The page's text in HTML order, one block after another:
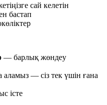
сай келетін
бастап
— барлық жөндеу
— сіз тек үшін ғана
істе